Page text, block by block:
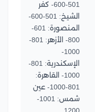
501-600- كفر
الشيخ: 501-600-
المنصورة: 601-
800- الأزهر: 801-
1000-
الإسكندرية: 801-
1000- القاهرة:
801-1000- عين
شمس: 1001-